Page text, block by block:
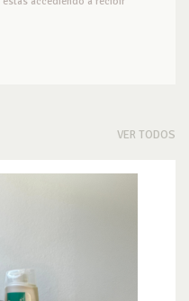
VER TODOS